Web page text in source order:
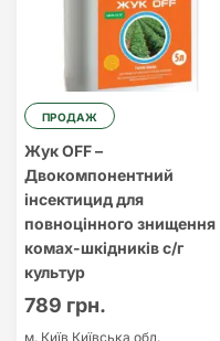
ПРОДАЖ
Жук OFF –
Двокомпонентний
інсектицид для
повноцінного знищення
комах-шкідників с/г
культур
789 грн.
м. Київ Київська обл.